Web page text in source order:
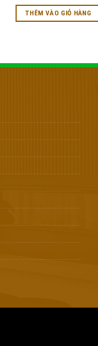
THÊM VÀO GIỎ HÀNG